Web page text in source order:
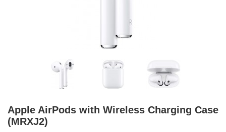
Apple AirPods with Wireless Charging Case
(MRXJ2)